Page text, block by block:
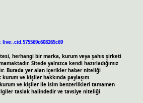
live:.cid.575569c608265c69
herhangi bir marka, kurum veya şahıs şirketi
Sitede yalnızca kendi hazırladığımız
Burada yer alan içerikler haber niteliği
ve kişiler hakkında paylaşım
kurum ve kişiler ile isim benzerlikleri tamamen
taslak halindedir ve tavsiye niteliği